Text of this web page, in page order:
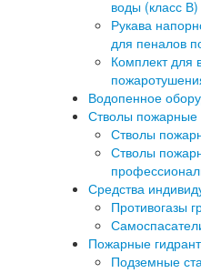
воды (класс В)
Рукава
для пеналов
Комплект для
Водопенное
Стволы пожарные
Стволы
Стволы
Средства
Противогазы
Пожарные
Подземные